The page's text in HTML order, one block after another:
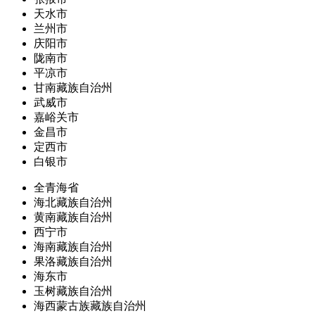
天水市
兰州市
庆阳市
陇南市
平凉市
甘南藏族自治州
武威市
嘉峪关市
金昌市
定西市
白银市
全青海省
海北藏族自治州
黄南藏族自治州
西宁市
海南藏族自治州
果洛藏族自治州
海东市
玉树藏族自治州
海西蒙古族藏族自治州